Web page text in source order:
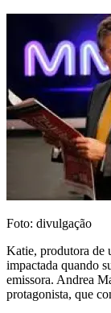
Foto: divulgação
Katie, produtora de
impactada quando
emissora. Andrea
protagonista, que